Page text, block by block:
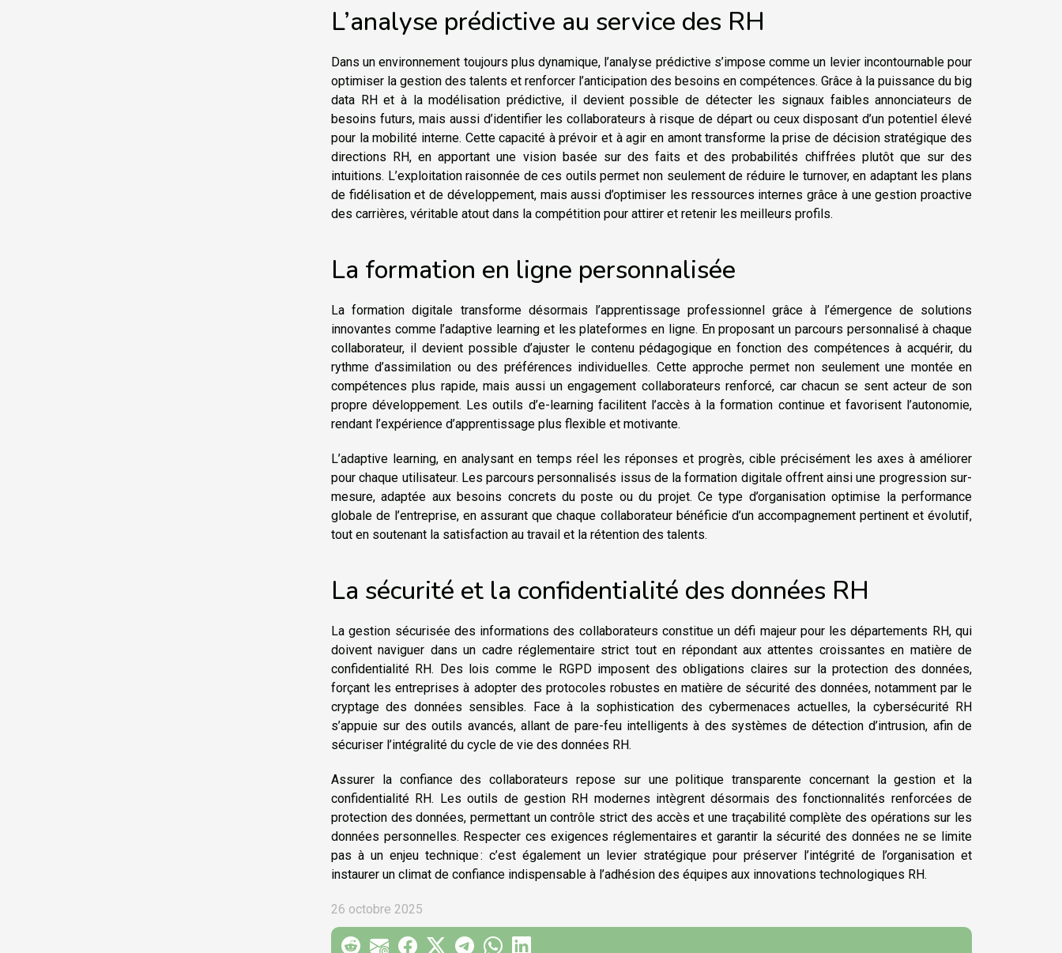
L’analyse prédictive au service des RH
Dans un environnement toujours plus dynamique, l’analyse prédictive s’impose comme un levier incontournable pour
optimiser la gestion des talents et renforcer l’anticipation des besoins en compétences. Grâce à la puissance du big
data RH et à la modélisation prédictive, il devient possible de détecter les signaux faibles annonciateurs de
besoins futurs, mais aussi d’identifier les collaborateurs à risque de départ ou ceux disposant d’un potentiel élevé
pour la mobilité interne. Cette capacité à prévoir et à agir en amont transforme la prise de décision stratégique des
directions RH, en apportant une vision basée sur des faits et des probabilités chiffrées plutôt que sur des
intuitions. L’exploitation raisonnée de ces outils permet non seulement de réduire le turnover, en adaptant les plans
de fidélisation et de développement, mais aussi d’optimiser les ressources internes grâce à une gestion proactive
des carrières, véritable atout dans la compétition pour attirer et retenir les meilleurs profils.
La formation en ligne personnalisée
La formation digitale transforme désormais l’apprentissage professionnel grâce à l’émergence de solutions
innovantes comme l’adaptive learning et les plateformes en ligne. En proposant un parcours personnalisé à chaque
collaborateur, il devient possible d’ajuster le contenu pédagogique en fonction des compétences à acquérir, du
rythme d’assimilation ou des préférences individuelles. Cette approche permet non seulement une montée en
compétences plus rapide, mais aussi un engagement collaborateurs renforcé, car chacun se sent acteur de son
propre développement. Les outils d’e-learning facilitent l’accès à la formation continue et favorisent l’autonomie,
rendant l’expérience d’apprentissage plus flexible et motivante.
L’adaptive learning, en analysant en temps réel les réponses et progrès, cible précisément les axes à améliorer
pour chaque utilisateur. Les parcours personnalisés issus de la formation digitale offrent ainsi une progression sur-
mesure, adaptée aux besoins concrets du poste ou du projet. Ce type d’organisation optimise la performance
globale de l’entreprise, en assurant que chaque collaborateur bénéficie d’un accompagnement pertinent et évolutif,
tout en soutenant la satisfaction au travail et la rétention des talents.
La sécurité et la confidentialité des données RH
La gestion sécurisée des informations des collaborateurs constitue un défi majeur pour les départements RH, qui
doivent naviguer dans un cadre réglementaire strict tout en répondant aux attentes croissantes en matière de
confidentialité RH. Des lois comme le RGPD imposent des obligations claires sur la protection des données,
forçant les entreprises à adopter des protocoles robustes en matière de sécurité des données, notamment par le
cryptage des données sensibles. Face à la sophistication des cybermenaces actuelles, la cybersécurité RH
s’appuie sur des outils avancés, allant de pare-feu intelligents à des systèmes de détection d’intrusion, afin de
sécuriser l’intégralité du cycle de vie des données RH.
Assurer la confiance des collaborateurs repose sur une politique transparente concernant la gestion et la
confidentialité RH. Les outils de gestion RH modernes intègrent désormais des fonctionnalités renforcées de
protection des données, permettant un contrôle strict des accès et une traçabilité complète des opérations sur les
données personnelles. Respecter ces exigences réglementaires et garantir la sécurité des données ne se limite
pas à un enjeu technique : c’est également un levier stratégique pour préserver l’intégrité de l’organisation et
instaurer un climat de confiance indispensable à l’adhésion des équipes aux innovations technologiques RH.
26 octobre 2025